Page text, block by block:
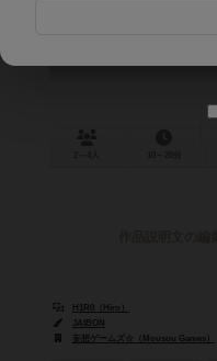
H1R0（Hiro）
JAIBON
妄想ゲームズ☆（Mousou Games）